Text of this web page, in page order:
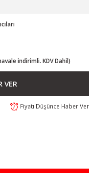
indirimli. KDV Dahil)
VER
Fiyatı Düşünce Haber Ver